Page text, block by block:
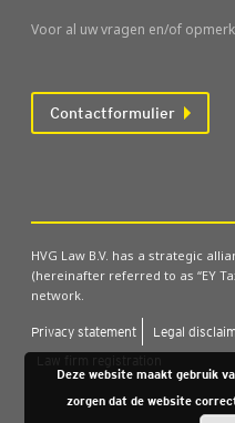
Voor al uw vragen en/of
Contactformulier
HVG Law B.V. has a strategic
(hereinafter referred to as “EY
network.
Pri­va­cy sta­te­ment Legal
Deze website maakt gebruik
zorgen dat de website